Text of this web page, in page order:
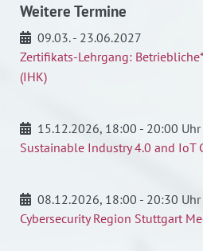
Weitere Termine
09.03. - 23.06.2027
Zertifikats-Lehrgang:
(IHK)
15.12.2026, 18:00 - 20:00 Uhr
Sustainable Industry 4.0 and IoT
08.12.2026, 18:00 - 20:30 Uhr
Cybersecurity Region Stuttgart